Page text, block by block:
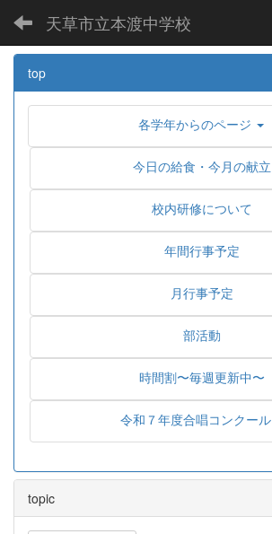
天草市立本渡中学校
top
各学年からのページ
今日の給食・今月の献立
校内研修について
年間行事予定
月行事予定
部活動
時間割〜毎週更新中〜
令和７年度合唱コンクール
topic